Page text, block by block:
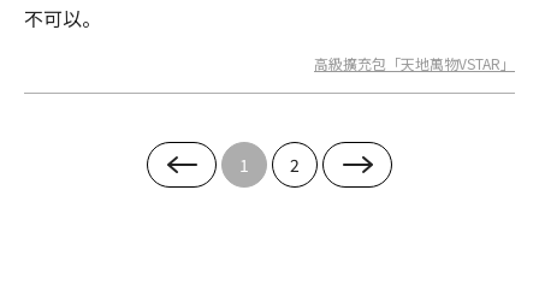
不可以。
高級擴充包「天地萬物VSTAR」
1 2